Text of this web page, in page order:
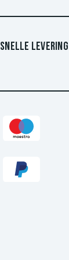
SNELLE LEVERING